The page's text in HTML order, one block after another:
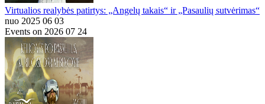
Virtualios realybės patirtys: „Angelų takais“ ir „Pasaulių sutvėrimas“
nuo 2025 06 03
Events on 2026 07 24